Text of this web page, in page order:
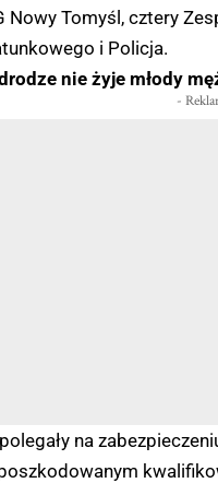
Nowy Tomyśl, cztery
i Policja.
nie żyje młody
-
na